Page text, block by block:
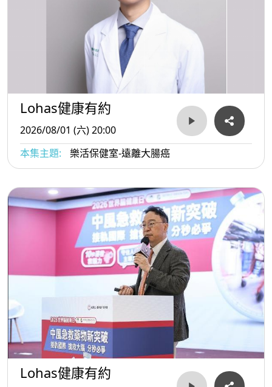
Lohas健康有約
2026/08/01 (六) 20:00
本集主題:
樂活保健室-遠離大腸癌
Lohas健康有約